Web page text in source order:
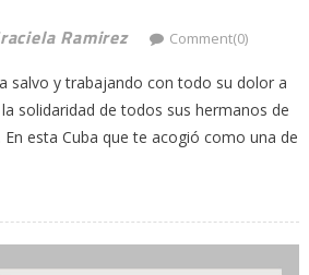
Ramirez Comment(0)
salvo y trabajando con todo su dolor a
solidaridad de todos sus hermanos de
esta Cuba que te acogió como una de